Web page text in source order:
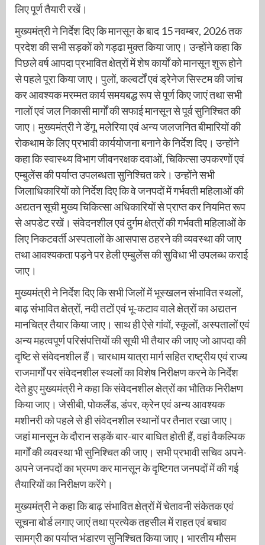
लिए पूर्ण तैयारी रखें।
मुख्यमंत्री ने निर्देश दिए कि मानसून के बाद 15 नवम्बर, 2026 तक
प्रदेश की सभी सड़कों को गड्ढा मुक्त किया जाए। उन्होंने कहा कि
पिछले वर्ष आपदा प्रभावित क्षेत्रों में शेष कार्यों को मानसून शुरू होने
से पहले पूरा किया जाए। पुलों, कल्वर्टों एवं ड्रेनेज सिस्टम की जांच
कर आवश्यक मरम्मत कार्य समयबद्ध रूप से पूर्ण किए जाएं तथा सभी
नालों एवं जल निकासी मार्गों की सफाई मानसून से पूर्व सुनिश्चित की
जाए। मुख्यमंत्री ने डेंगू, मलेरिया एवं अन्य जलजनित बीमारियों की
रोकथाम के लिए प्रभावी कार्ययोजना बनाने के निर्देश दिए। उन्होंने
कहा कि स्वास्थ्य विभाग जीवनरक्षक दवाओं, चिकित्सा उपकरणों एवं
एम्बुलेंस की पर्याप्त उपलब्धता सुनिश्चित करे। उन्होंने सभी
जिलाधिकारियों को निर्देश दिए कि वे जनपदों में गर्भवती महिलाओं की
अद्यतन सूची मुख्य चिकित्सा अधिकारियों से प्राप्त कर नियमित रूप
से अपडेट रखें। संवेदनशील एवं दुर्गम क्षेत्रों की गर्भवती महिलाओं के
लिए निकटवर्ती अस्पतालों के आसपास ठहरने की व्यवस्था की जाए
तथा आवश्यकता पड़ने पर हेली एम्बुलेंस की सुविधा भी उपलब्ध कराई
जाए।
मुख्यमंत्री ने निर्देश दिए कि सभी जिलों में भूस्खलन संभावित स्थलों,
बाढ़ संभावित क्षेत्रों, नदी तटों एवं भू-कटाव वाले क्षेत्रों का अद्यतन
मानचित्र तैयार किया जाए। साथ ही ऐसे गांवों, स्कूलों, अस्पतालों एवं
अन्य महत्वपूर्ण परिसंपत्तियों की सूची भी तैयार की जाए जो आपदा की
दृष्टि से संवेदनशील हैं। चारधाम यात्रा मार्ग सहित राष्ट्रीय एवं राज्य
राजमार्गों पर संवेदनशील स्थलों का विशेष निरीक्षण करने के निर्देश
देते हुए मुख्यमंत्री ने कहा कि संवेदनशील क्षेत्रों का भौतिक निरीक्षण
किया जाए। जेसीबी, पोकलैंड, डंपर, क्रेन एवं अन्य आवश्यक
मशीनरी को पहले से ही संवेदनशील स्थानों पर तैनात रखा जाए।
जहां मानसून के दौरान सड़कें बार-बार बाधित होती हैं, वहां वैकल्पिक
मार्गों की व्यवस्था भी सुनिश्चित की जाए। सभी प्रभावी सचिव अपने-
अपने जनपदों का भ्रमण कर मानसून के दृष्टिगत जनपदों में की गई
तैयारियों का निरीक्षण करेंगे।
मुख्यमंत्री ने कहा कि बाढ़ संभावित क्षेत्रों में चेतावनी संकेतक एवं
सूचना बोर्ड लगाए जाएं तथा प्रत्येक तहसील में राहत एवं बचाव
सामग्री का पर्याप्त भंडारण सुनिश्चित किया जाए। भारतीय मौसम